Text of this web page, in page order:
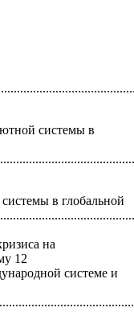
системы в
в глобальной
на
12
системе и